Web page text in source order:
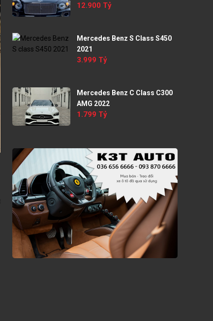
12.900 Tỷ
Mercedes Benz S Class S450
2021
3.999 Tỷ
Mercedes Benz C Class C300
AMG 2022
1.799 Tỷ